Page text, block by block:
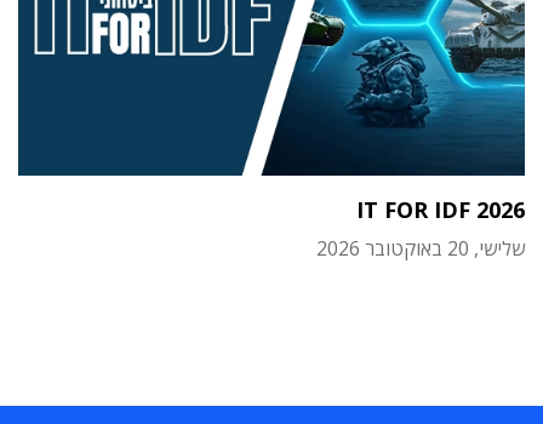
IT FOR IDF 2026
שלישי, 20 באוקטובר 2026